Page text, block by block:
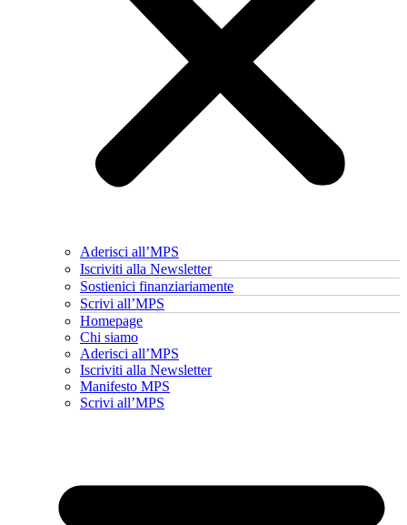
Aderisci all’MPS
Iscriviti alla Newsletter
Sostienici finanziariamente
Scrivi all’MPS
Homepage
Chi siamo
Aderisci all’MPS
Iscriviti alla Newsletter
Manifesto MPS
Scrivi all’MPS